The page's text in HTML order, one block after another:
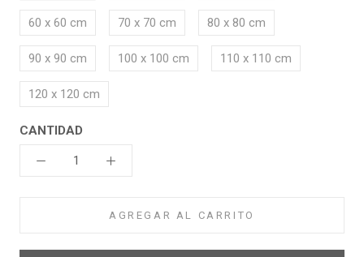
60 x 60 cm 70 x 70 cm 80 x 80 cm
90 x 90 cm 100 x 100 cm 110 x 110 cm
120 x 120 cm
CANTIDAD
AGREGAR AL CARRITO